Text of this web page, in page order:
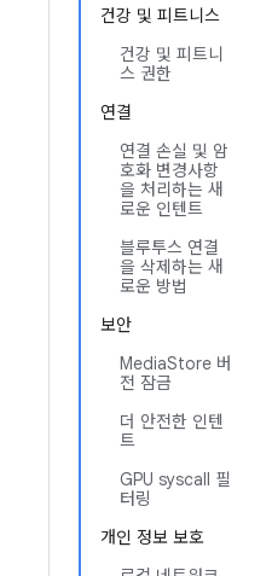
건강 및 피트니스
건강 및 피트니
스 권한
연결
연결 손실 및 암
호화 변경사항
을 처리하는 새
로운 인텐트
블루투스 연결
을 삭제하는 새
로운 방법
보안
MediaStore 버
전 잠금
더 안전한 인텐
트
GPU syscall 필
터링
개인 정보 보호